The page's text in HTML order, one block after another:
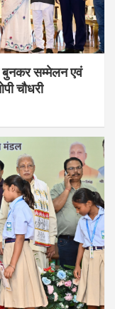
बुनकर सम्मेलन एवं
चौधरी